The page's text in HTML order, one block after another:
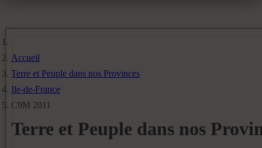
Accueil
Terre et Peuple dans nos Provinces
Ile-de-France
C9M 2011
Terre et Peuple dans nos